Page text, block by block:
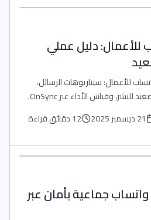
للأعمال: دليل عملي
للأعمال: سيناريوهات الرسائل،
21 ديسمبر 2025 12 دقائق قراءة
جماعية بأمان عبر